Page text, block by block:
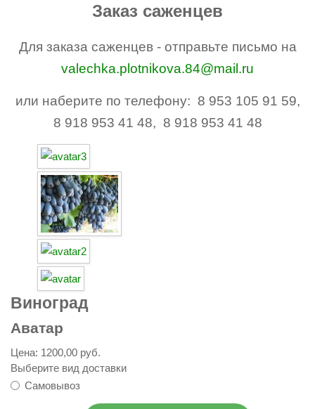
Заказ саженцев
Для заказа саженцев - отправьте письмо на
valechka.plotnikova.84@mail.ru
или наберите по телефону: 8 953 105 91 59,
8 918 953 41 48, 8 918 953 41 48
Виноград
Аватар
Цена: 1200,00 руб.
Выберите вид доставки
Самовывоз